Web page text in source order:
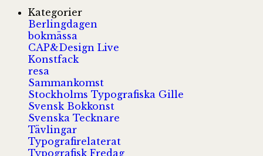
Kategorier
Berlingdagen
bokmässa
CAP&Design Live
Konstfack
resa
Sammankomst
Stockholms Typografiska Gille
Svensk Bokkonst
Svenska Tecknare
Tävlingar
Typografirelaterat
Typografisk Fredag